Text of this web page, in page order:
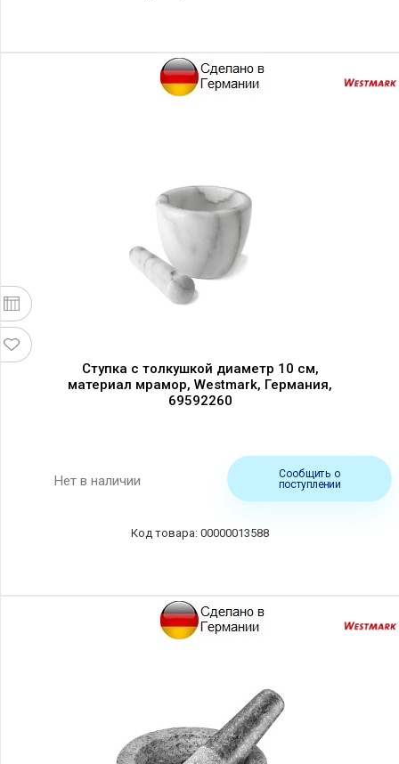
Ступка с толкушкой диаметр 10 см,
материал мрамор, Westmark, Германия,
69592260
Нет в наличии
Сообщить о
поступлении
00000013588